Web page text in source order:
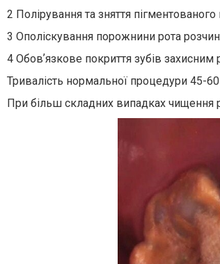
2 Полірування та зняття
3 Ополіскування порожнини рота
4 Обовʼязкове покриття зубів
Тривалість нормальної процедури 45-
При більш складних випадках чищення